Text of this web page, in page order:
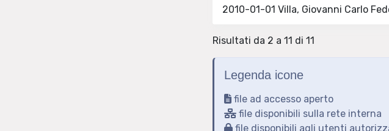
2010-01-01 Villa, Giovanni Carlo
Risultati da 2 a 11 di 11
Legenda icone
file ad accesso aperto
file disponibili sulla rete interna
file disponibili agli utenti